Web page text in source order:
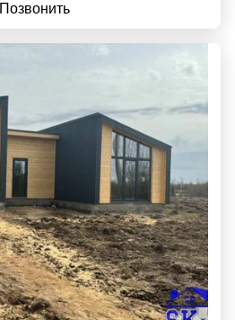
Позвонить